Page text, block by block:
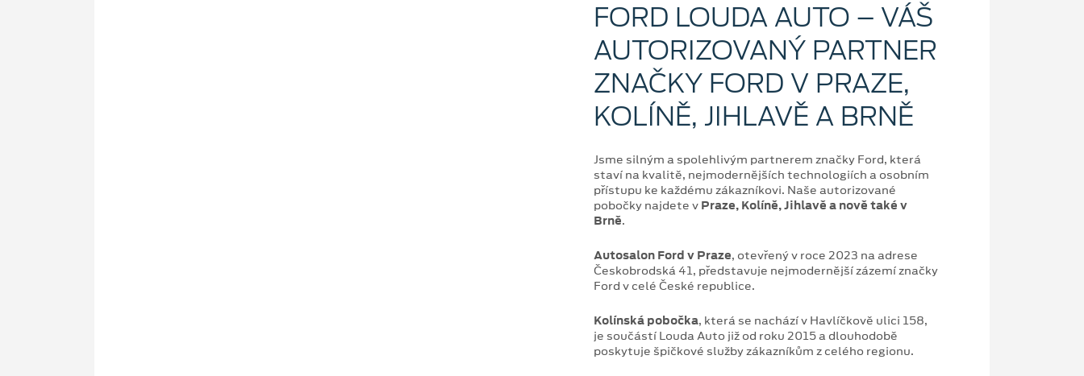
FORD LOUDA AUTO – VÁŠ
AUTORIZOVANÝ PARTNER
ZNAČKY FORD V PRAZE,
KOLÍNĚ, JIHLAVĚ A BRNĚ
Jsme silným a spolehlivým partnerem značky Ford, která
staví na kvalitě, nejmodernějších technologiích a osobním
přístupu ke každému zákazníkovi. Naše autorizované
pobočky najdete v Praze, Kolíně, Jihlavě a nově také v
Brně.
Autosalon Ford v Praze, otevřený v roce 2023 na adrese
Českobrodská 41, představuje nejmodernější zázemí značky
Ford v celé České republice.
Kolínská pobočka, která se nachází v Havlíčkově ulici 158,
je součástí Louda Auto již od roku 2015 a dlouhodobě
poskytuje špičkové služby zákazníkům z celého regionu.